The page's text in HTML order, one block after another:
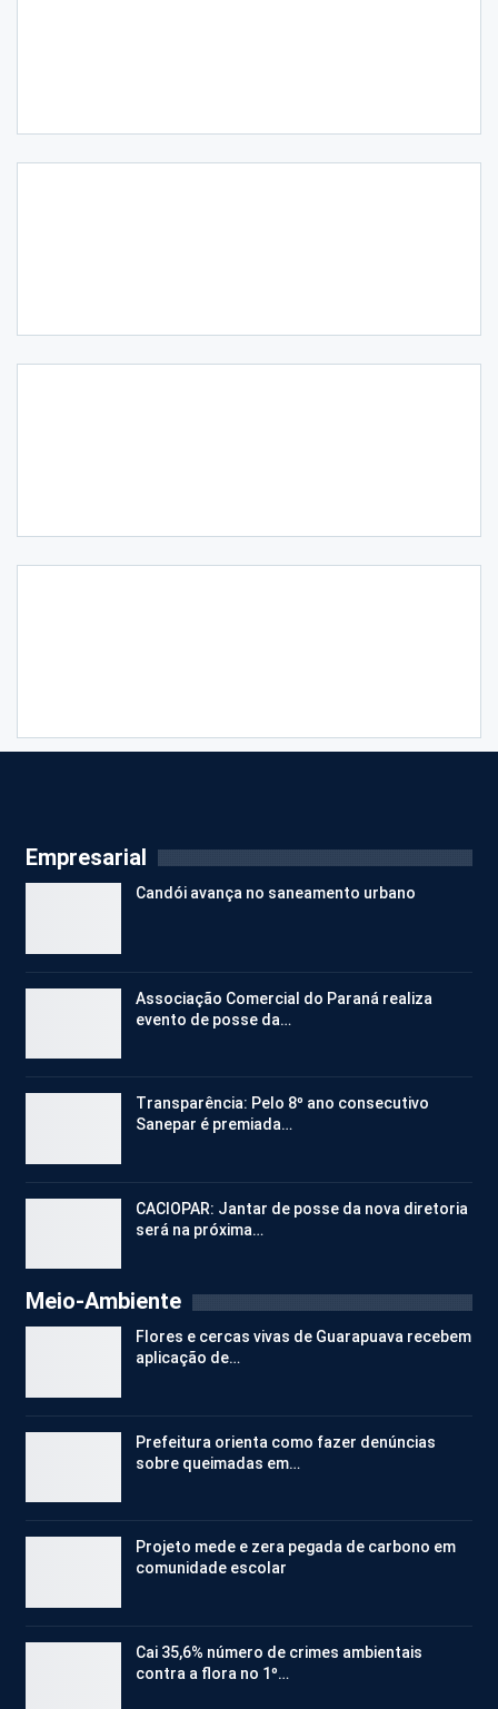
Empresarial
Candói avança no saneamento urbano
Associação Comercial do Paraná realiza
evento de posse da…
Transparência: Pelo 8º ano consecutivo
Sanepar é premiada…
CACIOPAR: Jantar de posse da nova diretoria
será na próxima…
Meio-Ambiente
Flores e cercas vivas de Guarapuava recebem
aplicação de…
Prefeitura orienta como fazer denúncias
sobre queimadas em…
Projeto mede e zera pegada de carbono em
comunidade escolar
Cai 35,6% número de crimes ambientais
contra a flora no 1º…